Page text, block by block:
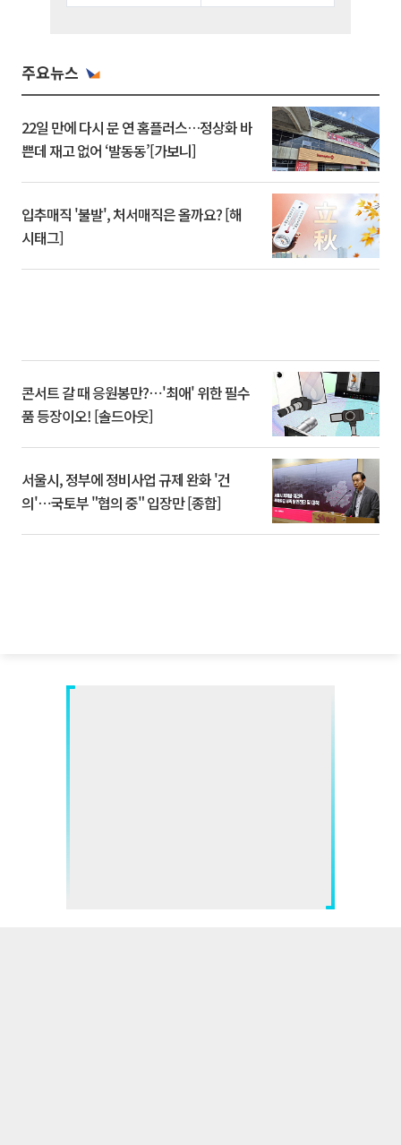
주요뉴스
22일 만에 다시 문 연 홈플러스…정상화 바
쁜데 재고 없어 ‘발동동’[가보니]
입추매직 '불발', 처서매직은 올까요? [해
시태그]
콘서트 갈 때 응원봉만?⋯'최애' 위한 필수
품 등장이오! [솔드아웃]
서울시, 정부에 정비사업 규제 완화 '건
의'⋯국토부 "협의 중" 입장만 [종합]